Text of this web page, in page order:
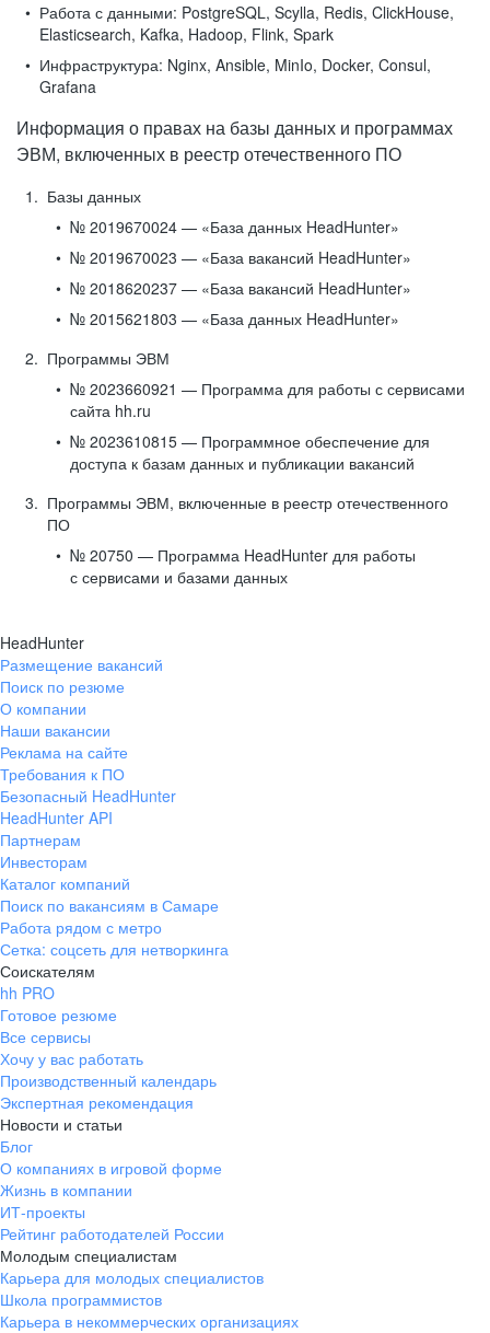
Работа с данными: PostgreSQL, Scylla, Redis, ClickHouse,
Elasticsearch, Kafka, Hadoop, Flink, Spark
Инфраструктура: Nginx, Ansible, MinIo, Docker, Consul,
Grafana
Информация о правах на базы данных и программах
ЭВМ, включенных в реестр отечественного ПО
Базы данных
№ 2019670024 — «База данных HeadHunter»
№ 2019670023 — «База вакансий HeadHunter»
№ 2018620237 — «База вакансий HeadHunter»
№ 2015621803 — «База данных HeadHunter»
Программы ЭВМ
№ 2023660921 — Программа для работы с сервисами
сайта hh.ru
№ 2023610815 — Программное обеспечение для
доступа к базам данных и публикации вакансий
Программы ЭВМ, включенные в реестр отечественного
ПО
№ 20750 — Программа HeadHunter для работы
с сервисами и базами данных
HeadHunter
Размещение вакансий
Поиск по резюме
О компании
Наши вакансии
Реклама на сайте
Требования к ПО
Безопасный HeadHunter
HeadHunter API
Партнерам
Инвесторам
Каталог компаний
Поиск по вакансиям в Самаре
Работа рядом с метро
Сетка: соцсеть для нетворкинга
Соискателям
hh PRO
Готовое резюме
Все сервисы
Хочу у вас работать
Производственный календарь
Экспертная рекомендация
Новости и статьи
Блог
О компаниях в игровой форме
Жизнь в компании
ИТ-проекты
Рейтинг работодателей России
Молодым специалистам
Карьера для молодых специалистов
Школа программистов
Карьера в некоммерческих организациях